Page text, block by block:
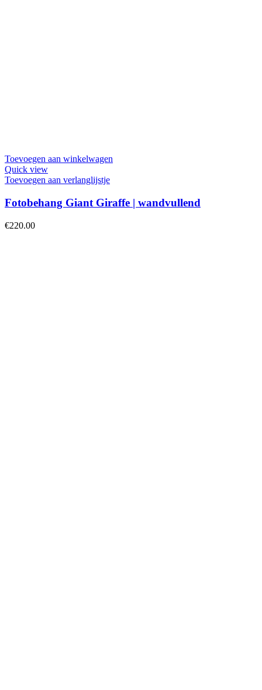
Toevoegen aan winkelwagen
Quick view
Toevoegen aan verlanglijstje
Fotobehang Giant Giraffe | wandvullend
€220.00